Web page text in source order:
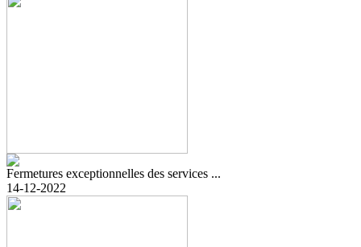
Fermetures exceptionnelles des services ...
14-12-2022